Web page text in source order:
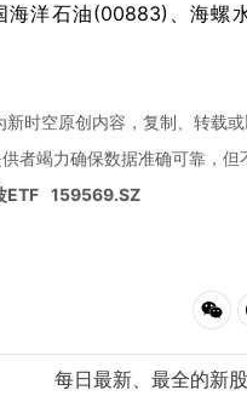
海洋石油(00883) 、海螺
新时空原创内容，复制、转载
者竭力确保数据准确可靠，
ETF 159569.SZ
每日最新、最全的新